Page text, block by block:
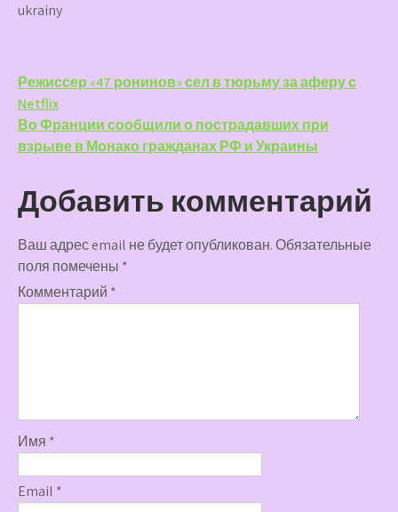
ukrainy
Навигация
по
записям
Режиссер «47 ронинов» сел в тюрьму за аферу с
Netflix
Во Франции сообщили о пострадавших при
взрыве в Монако гражданах РФ и Украины
Добавить комментарий
Ваш адрес email не будет опубликован.Обязательные
поля помечены *
Комментарий *
Имя *
Email *